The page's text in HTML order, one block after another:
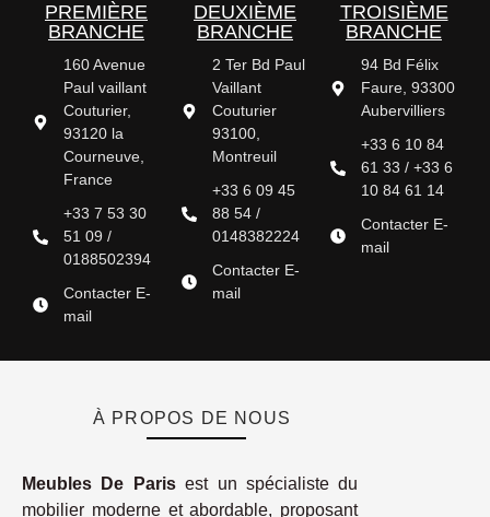
PREMIÈRE
BRANCHE
160 Avenue
Paul vaillant
Couturier,
93120 la
Courneuve,
France
+33 7 53 30
51 09 /
0188502394
Contacter E-
mail
DEUXIÈME
BRANCHE
2 Ter Bd Paul
Vaillant
Couturier
93100,
Montreuil
+33 6 09 45
88 54 /
0148382224
Contacter E-
mail
TROISIÈME
BRANCHE
94 Bd Félix
Faure, 93300
Aubervilliers
+33 6 10 84
61 33 / +33 6
10 84 61 14
Contacter E-
mail
À PROPOS DE NOUS
Meubles De Parisest un spécialiste du
mobilier moderne et abordable, proposant